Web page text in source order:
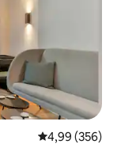
4,99 ud af 5 i
4,99 (356)